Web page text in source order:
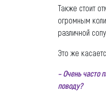
Также стоит
огромным
различной
Это же
– Очень часто
поводу?